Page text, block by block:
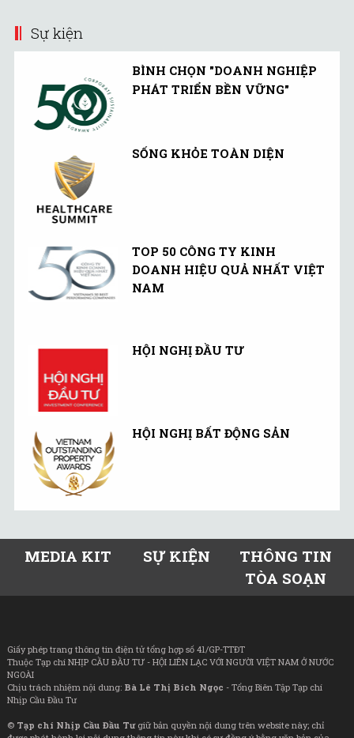
Sự kiện
BÌNH CHỌN "DOANH NGHIỆP
PHÁT TRIỂN BỀN VỮNG"
SỐNG KHỎE TOÀN DIỆN
TOP 50 CÔNG TY KINH
DOANH HIỆU QUẢ NHẤT VIỆT
NAM
HỘI NGHỊ ĐẦU TƯ
HỘI NGHỊ BẤT ĐỘNG SẢN
MEDIA KIT SỰ KIỆN
THÔNG TIN
TÒA SOẠN
Giấy phép trang thông tin điện tử tổng hợp số 41/GP-TTĐT
Thuộc Tạp chí NHỊP CẦU ĐẦU TƯ - HỘI LIÊN LẠC VỚI NGƯỜI VIỆT NAM Ở NƯỚC
NGOÀI
Chịu trách nhiệm nội dung: Bà Lê Thị Bích Ngọc - Tổng Biên Tập Tạp chí
Nhịp Cầu Đầu Tư
© Tạp chí Nhịp Cầu Đầu Tưgiữ bản quyền nội dung trên website này; chỉ